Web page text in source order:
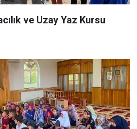
ve Uzay Yaz Kursu